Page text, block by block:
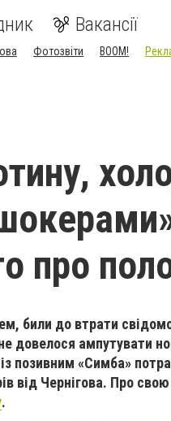
Вакансії
Фотозвіти BOOM!
про
били до втрати
довелося ампутувати
позивним «Симба»
від Чернігова. Про
.